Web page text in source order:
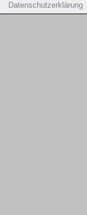
Datenschutzerklärung